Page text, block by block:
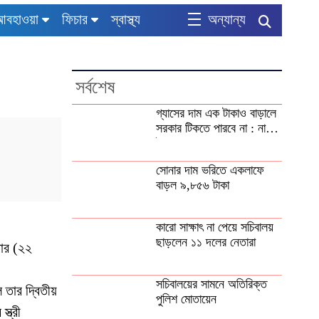
ফিচার স্বাস্থ্য অন্যান্য
(২২
দ্বিতীয়
সর্বশেষ
গ্যাসের দাম এক টাকাও বাড়ালে
সরকার টিকতে পারবে না : নাহিদ
সোনার দাম ভরিতে একলাফে
বাড়ল ৯,৮৫৬ টাকা
কারো সাক্ষাৎ না পেয়ে সচিবালয়
ছাড়লেন ১১ দলের নেতারা
সচিবালয়ের সামনে অতিরিক্ত
পুলিশ মোতায়েন